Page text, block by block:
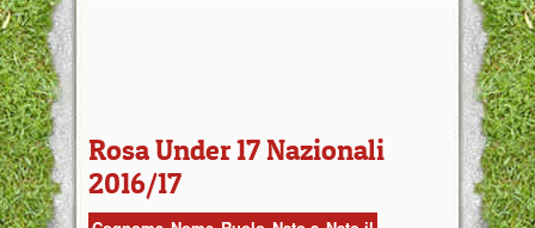
Rosa Under 17 Nazionali
2016/17